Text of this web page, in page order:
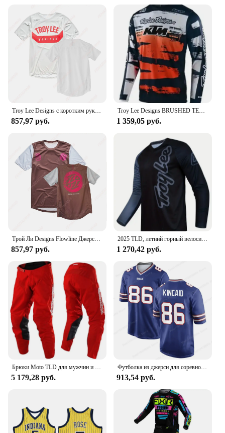
The TROY LEE DESIGNS Jersey is more than just a
fashion statement; it's a garment designed for peak
performance. The moisture-wicking fabric keeps
you cool and dry, even during the most intense
rides. The jersey's ergonomic fit allows for
unrestricted movement, ensuring that you can focus
on your performance without any distractions.
Whether you're tackling challenging tracks or
pushing your limits in competitions, this jersey is
your reliable companion.
**Versatility and Customization**
This jersey is not just a piece of sportswear; it's a
versatile addition to your wardrobe. It's available as
a standalone jersey or as part of a full set, offering
you the flexibility to mix and match with other gear.
For those looking to represent their favorite brand,
the TROY LEE DESIGNS Jersey is also available for
wholesale and vendor purchases, making it an
excellent choice for retailers and enthusiasts alike.
With its sleek design and high-quality construction,
this jersey is a must-have for anyone who demands
both style and performance in their sportswear.
Troy Lee Designs с коротким рукавом Flowline Молодежный трикотаж для горного велосипеда Одежда для верховой езды на открытом воздухе Спортивная футболка Мужские топы для гонок на велосипеде
857,97 руб.
Troy Lee Designs BRUSHED TEAM GP Джерси для мотокросса Темно-оранжевый мужской скоростной сухой горный велосипед Одежда для езды на мотоцикле по бездорожью
1 359,05 руб.
Трой Ли Designs Flowline Джерси с короткими рукавами Одежда для верховой езды на открытом воздухе Спортивная футболка с 3D принтом Топ Мужские топы для гонок на горных велосипедах
857,97 руб.
2025 TLD, летний горный велосипед с контролем скорости, длинный рукав, MTB, дышащий мужской велосипедный костюм большого размера, мотоциклетная футболка для бездорожья
1 270,42 руб.
Брюки Moto TLD для мужчин и женщин, мотоциклетные брюки для езды на мотоцикле, локомотивы для пересеченной местности, внедорожные брюки
5 179,28 руб.
Футболка из джерси для соревнований, удобная дышащая детская игровая майка для взрослых, Джерси Buffalo Bills на заказ - Royal
913,54 руб.